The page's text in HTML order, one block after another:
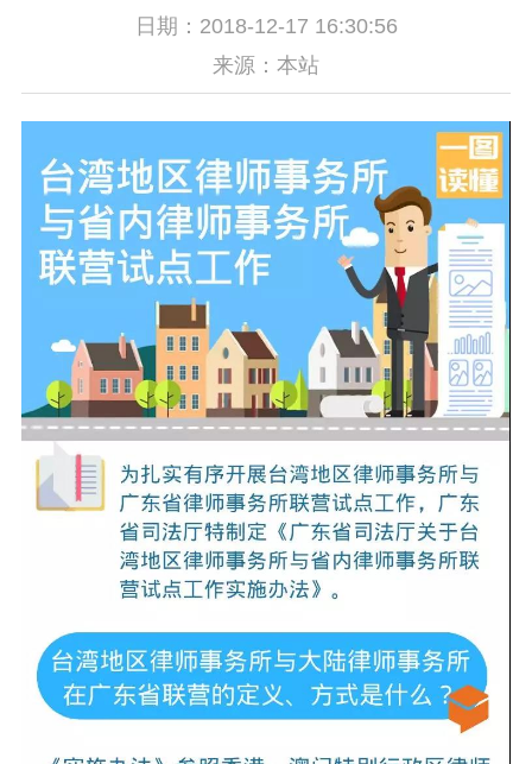
日期：2018-12-17 16:30:56
来源：本站